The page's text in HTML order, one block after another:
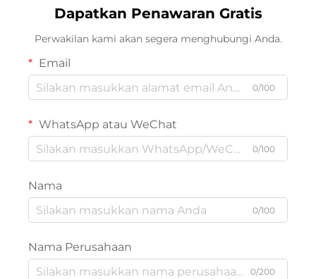
Dapatkan Penawaran Gratis
Perwakilan kami akan segera menghubungi Anda.
Email
0/100
WhatsApp atau WeChat
0/100
Nama
0/100
Nama Perusahaan
0/200